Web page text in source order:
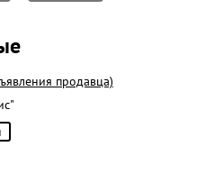
продавца)